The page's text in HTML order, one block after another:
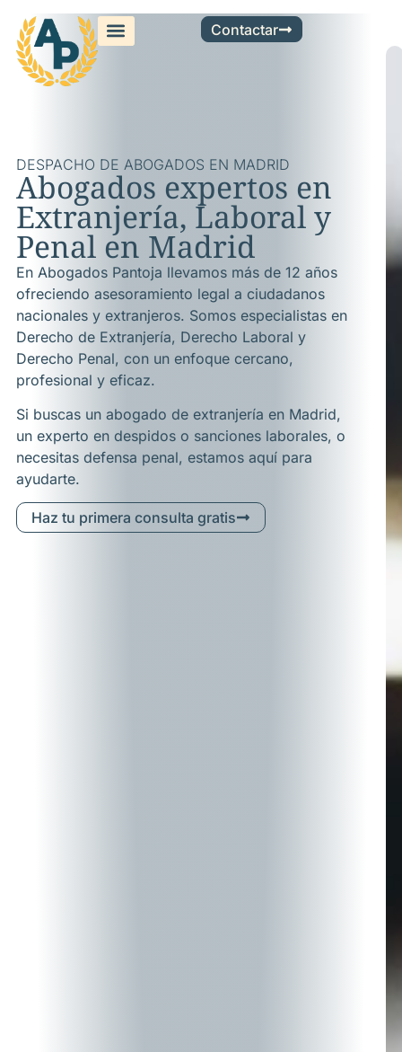
Contactar
DESPACHO DE ABOGADOS EN MADRID
Abogados expertos en
Extranjería, Laboral y
Penal en Madrid
En Abogados Pantoja llevamos más de 12 años
ofreciendo asesoramiento legal a ciudadanos
nacionales y extranjeros. Somos especialistas en
Derecho de Extranjería, Derecho Laboral y
Derecho Penal, con un enfoque cercano,
profesional y eficaz.
Si buscas un abogado de extranjería en Madrid,
un experto en despidos o sanciones laborales, o
necesitas defensa penal, estamos aquí para
ayudarte.
Haz tu primera consulta gratis